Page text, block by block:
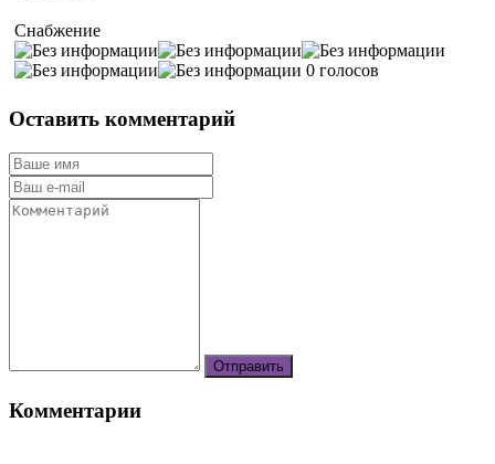
Снабжение
0 голосов
Оставить комментарий
Комментарии